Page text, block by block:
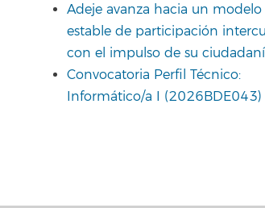
Adeje avanza hacia un modelo
estable de participación
con el impulso de su
Convocatoria Perfil Técnico:
Informático/a I (2026BDE043)